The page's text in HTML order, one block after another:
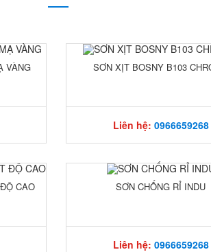
VÀNG SƠN XỊT BOSNY B103
Liên hệ: 0966659268
CAO SƠN CHỐNG RỈ INDU
Liên hệ: 0966659268